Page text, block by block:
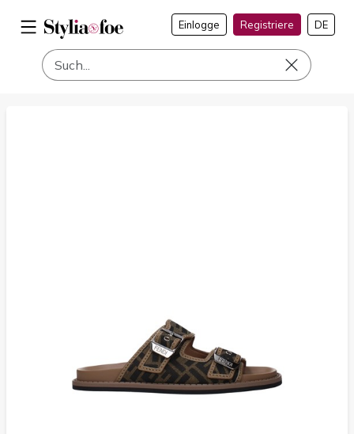
Einlogge Registriere DE